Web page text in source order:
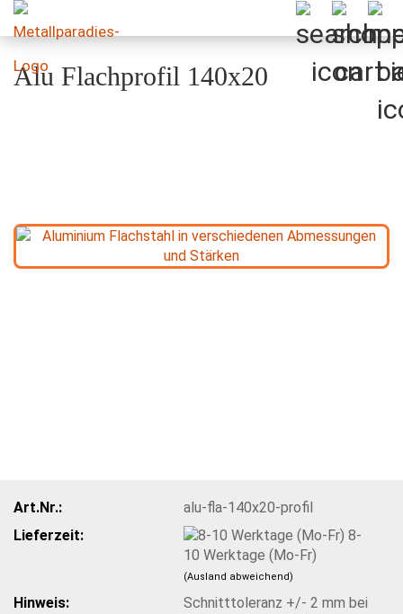
Alu Flachprofil 140x20
Art.Nr.:
alu-fla-140x20-profil
Lieferzeit:
8-
10 Werktage (Mo-Fr)
(Ausland abweichend)
Hinweis:
Schnitttoleranz +/- 2 mm bei